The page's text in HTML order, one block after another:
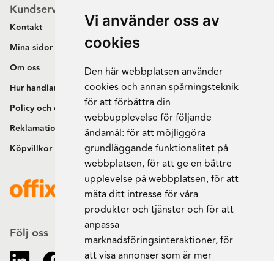
Vi använder oss av
cookies
Den här webbplatsen använder
cookies och annan spårningsteknik
för att förbättra din
webbupplevelse för följande
ändamål: för att möjliggöra
grundläggande funktionalitet på
webbplatsen,för att ge en bättre
upplevelse på webbplatsen,för att
mäta ditt intresse för våra
produkter och tjänster och för att
anpassa
marknadsföringsinteraktioner,för
att visa annonser som är mer
Kundservice
Kontakt
Mina sidor
Om oss
Hur handlar jag?
Policy och cookies
Reklamation och retur
Köpvillkor
Följ oss